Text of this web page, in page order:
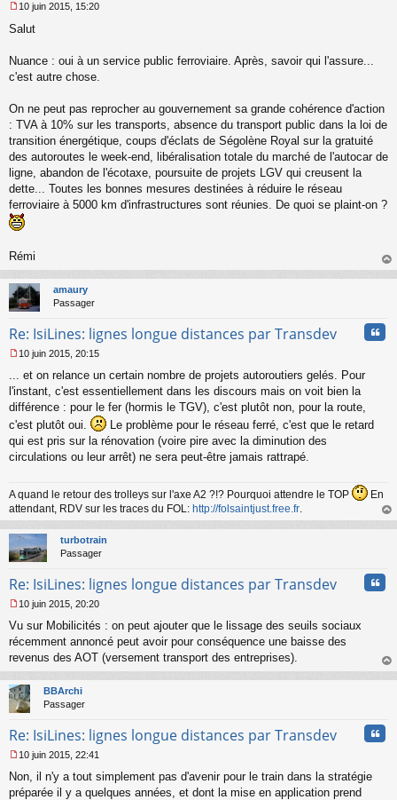
e
s
g
n
o
n
u
10 juin 2015, 15:20
Salut
Nuance : oui à un service public ferroviaire. Après, savoir qui l'assure...
c'est autre chose.
On ne peut pas reprocher au gouvernement sa grande cohérence d'action
: TVA à 10% sur les transports, absence du transport public dans la loi de
transition énergétique, coups d'éclats de Ségolène Royal sur la gratuité
des autoroutes le week-end, libéralisation totale du marché de l'autocar de
ligne, abandon de l'écotaxe, poursuite de projets LGV qui creusent la
dette... Toutes les bonnes mesures destinées à réduire le réseau
ferroviaire à 5000 km d'infrastructures sont réunies. De quoi se plaint-on ?
Rémi
au
amaury
Passager
Re: IsiLines: lignes longue distances par Transdev
e
s
s
g
e
n
l
u
10 juin 2015, 20:15
... et on relance un certain nombre de projets autoroutiers gelés. Pour
l'instant, c'est essentiellement dans les discours mais on voit bien la
différence : pour le fer (hormis le TGV), c'est plutôt non, pour la route,
c'est plutôt oui.
Le problème pour le réseau ferré, c'est que le retard
qui est pris sur la rénovation (voire pire avec la diminution des
circulations ou leur arrêt) ne sera peut-être jamais rattrapé.
A quand le retour des trolleys sur l'axe A2 ?!? Pourquoi attendre le TOP
En
attendant, RDV sur les traces du FOL: http://folsaintjust.free.fr.
au
turbotrain
Passager
Re: IsiLines: lignes longue distances par Transdev
e
s
s
g
e
n
n
u
10 juin 2015, 20:20
Vu sur Mobilicités : on peut ajouter que le lissage des seuils sociaux
récemment annoncé peut avoir pour conséquence une baisse des
revenus des AOT (versement transport des entreprises).
au
BBArchi
Passager
Re: IsiLines: lignes longue distances par Transdev
e
s
10 juin 2015, 22:41
Non, il n'y a tout simplement pas d'avenir pour le train dans la stratégie
préparée il y a quelques années, et dont la mise en application prend